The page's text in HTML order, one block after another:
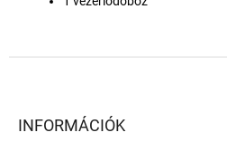
INFORMÁCIÓK